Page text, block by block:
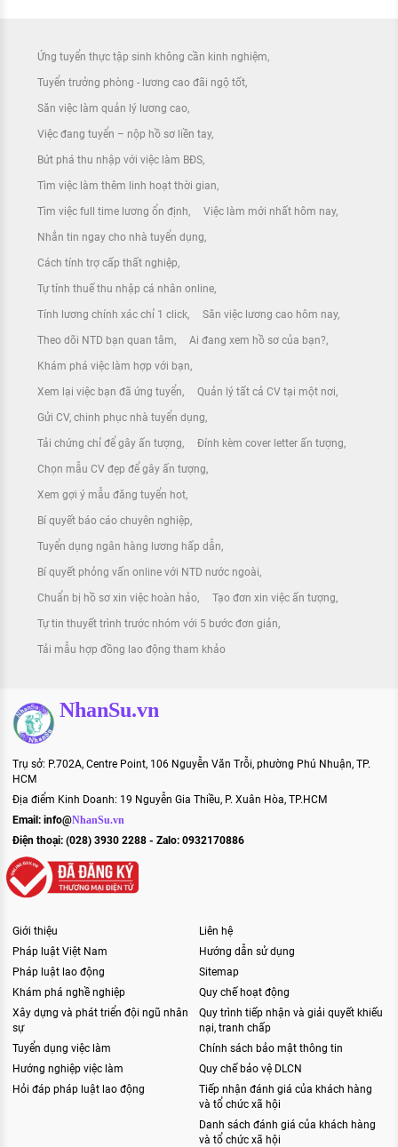
Ứng tuyển thực tập sinh không cần kinh nghiệm
Tuyển trưởng phòng - lương cao đãi ngộ tốt
Săn việc làm quản lý lương cao
Việc đang tuyển – nộp hồ sơ liền tay
Bứt phá thu nhập với việc làm BĐS
Tìm việc làm thêm linh hoạt thời gian
Tìm việc full time lương ổn định Việc làm mới nhất hôm nay
Nhắn tin ngay cho nhà tuyển dụng
Cách tính trợ cấp thất nghiệp
Tự tính thuế thu nhập cá nhân online
Tính lương chính xác chỉ 1 click Săn việc lương cao hôm nay
Theo dõi NTD bạn quan tâm Ai đang xem hồ sơ của bạn?
Khám phá việc làm hợp với bạn
Xem lại việc bạn đã ứng tuyển Quản lý tất cả CV tại một nơi
Gửi CV, chinh phục nhà tuyển dụng
Tải chứng chỉ để gây ấn tượng Đính kèm cover letter ấn tượng
Chọn mẫu CV đẹp để gây ấn tượng
Xem gợi ý mẫu đăng tuyển hot
Bí quyết báo cáo chuyên nghiệp
Tuyển dụng ngân hàng lương hấp dẫn
Bí quyết phỏng vấn online với NTD nước ngoài
Chuẩn bị hồ sơ xin việc hoàn hảo Tạo đơn xin việc ấn tượng
Tự tin thuyết trình trước nhóm với 5 bước đơn giản
Tải mẫu hợp đồng lao động tham khảo
NhanSu.vn
Trụ sở: P.702A, Centre Point, 106 Nguyễn Văn Trỗi, phường Phú Nhuận, TP.
HCM
Địa điểm Kinh Doanh: 19 Nguyễn Gia Thiều, P. Xuân Hòa, TP.HCM
Email: info@NhanSu.vn
Điện thoại: (028) 3930 2288 - Zalo: 0932170886
Giới thiệu
Pháp luật Việt Nam
Pháp luật lao động
Khám phá nghề nghiệp
Xây dựng và phát triển đội ngũ nhân
sự
Tuyển dụng việc làm
Hướng nghiệp việc làm
Hỏi đáp pháp luật lao động
Liên hệ
Hướng dẫn sử dụng
Sitemap
Quy chế hoạt động
Quy trình tiếp nhận và giải quyết khiếu
nại, tranh chấp
Chính sách bảo mật thông tin
Quy chế bảo vệ DLCN
Tiếp nhận đánh giá của khách hàng
và tổ chức xã hội
Danh sách đánh giá của khách hàng
và tổ chức xã hội